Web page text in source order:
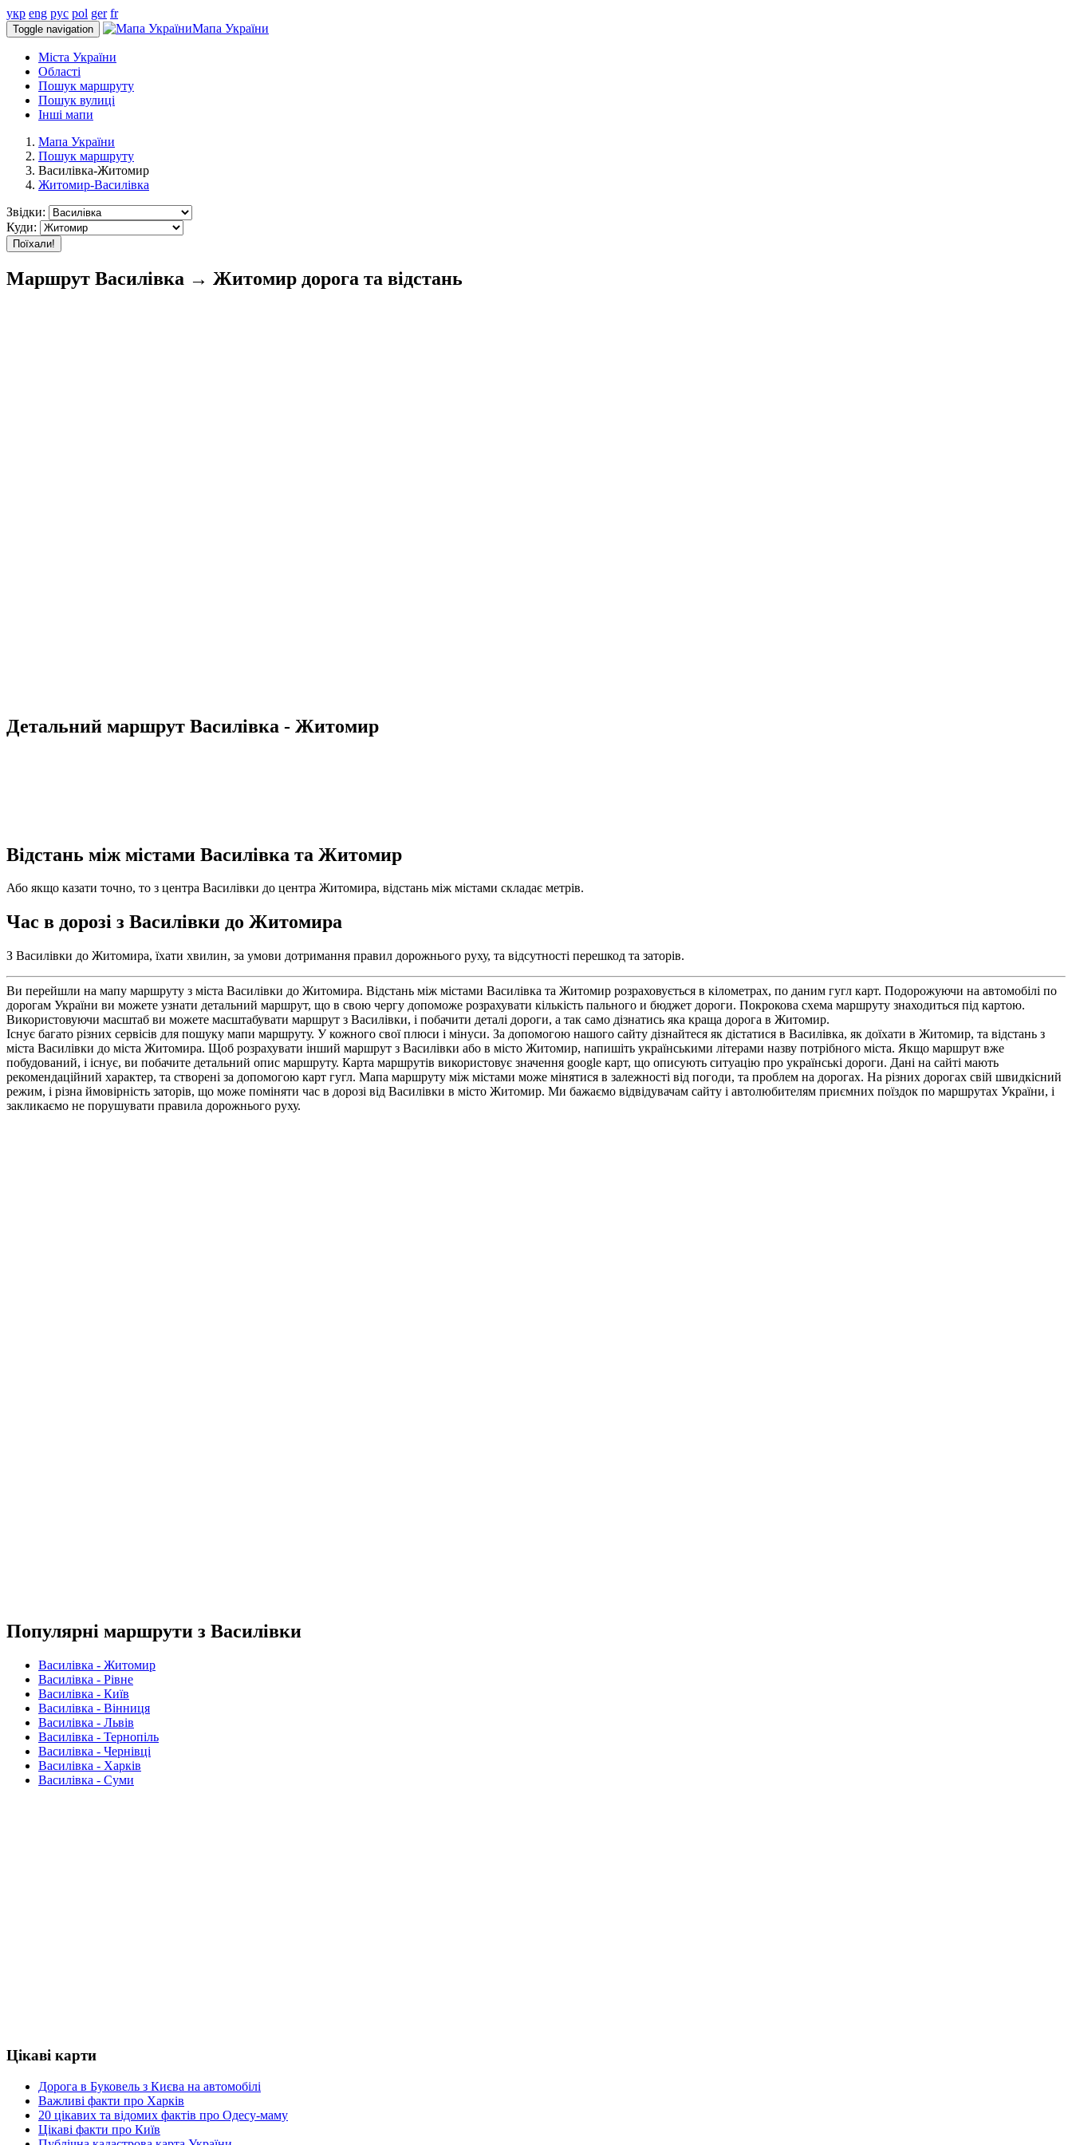
укр eng рус pol ger fr
Toggle navigation Мапа України
Міста України
Області
Пошук маршруту
Пошук вулиці
Інші мапи
Мапа України
Пошук маршруту
Василівка-Житомир
Житомир-Василівка
Звідки:
Куди:
Поїхали!
Маршрут Василівка → Житомир дорога та відстань
Детальний маршрут Василівка - Житомир
Відстань між містами Василівка та Житомир
Або якщо казати точно, то з центра Василівки до центра Житомира, відстань між містами складає метрів.
Час в дорозі з Василівки до Житомира
З Василівки до Житомира, їхати хвилин, за умови дотримання правил дорожнього руху, та відсутності перешкод та заторів.
Ви перейшли на мапу маршруту з міста Василівки до Житомира. Відстань між містами Василівка та Житомир розраховується в кілометрах, по даним гугл карт. Подорожуючи на автомобілі по
дорогам України ви можете узнати детальний маршрут, що в свою чергу допоможе розрахувати кількість пального и бюджет дороги. Покрокова схема маршруту знаходиться під картою.
Використовуючи масштаб ви можете масштабувати маршрут з Василівки, і побачити деталі дороги, а так само дізнатись яка краща дорога в Житомир.
Існує багато різних сервісів для пошуку мапи маршруту. У кожного свої плюси і мінуси. За допомогою нашого сайту дізнайтеся як дістатися в Василівка, як доїхати в Житомир, та відстань з
міста Василівки до міста Житомира. Щоб розрахувати інший маршрут з Василівки або в місто Житомир, напишіть українськими літерами назву потрібного міста. Якщо маршрут вже
побудований, і існує, ви побачите детальний опис маршруту. Карта маршрутів використовує значення google карт, що описують ситуацію про українські дороги. Дані на сайті мають
рекомендаційний характер, та створені за допомогою карт гугл. Мапа маршруту між містами може мінятися в залежності від погоди, та проблем на дорогах. На різних дорогах свій швидкісний
режим, і різна ймовірність заторів, що може поміняти час в дорозі від Василівки в місто Житомир. Ми бажаємо відвідувачам сайту і автолюбителям приємних поїздок по маршрутах України, і
закликаємо не порушувати правила дорожнього руху.
Популярні маршрути з Василівки
Василівка - Житомир
Василівка - Рівне
Василівка - Київ
Василівка - Вінниця
Василівка - Львів
Василівка - Тернопіль
Василівка - Чернівці
Василівка - Харків
Василівка - Суми
Цікаві карти
Дорога в Буковель з Києва на автомобілі
Важливі факти про Харків
20 цікавих та відомих фактів про Одесу-маму
Цікаві факти про Київ